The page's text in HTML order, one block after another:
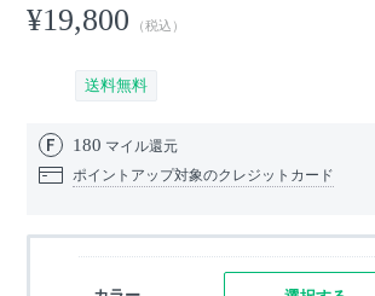
¥19,800 （税込）
送料無料
180 マイル還元
ポイントアップ対象のクレジットカード